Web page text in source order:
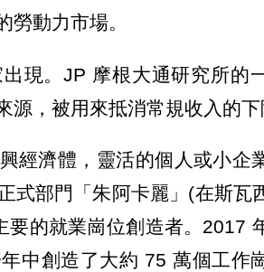
勞動力市場。
現。JP 摩根大通研究所的
，被用來抵消常規收入的下
經濟體，靈活的個人或小企
式部門「朱阿卡麗」(在斯瓦
要的就業崗位創造者。2017
中創造了大約 75 萬個工作